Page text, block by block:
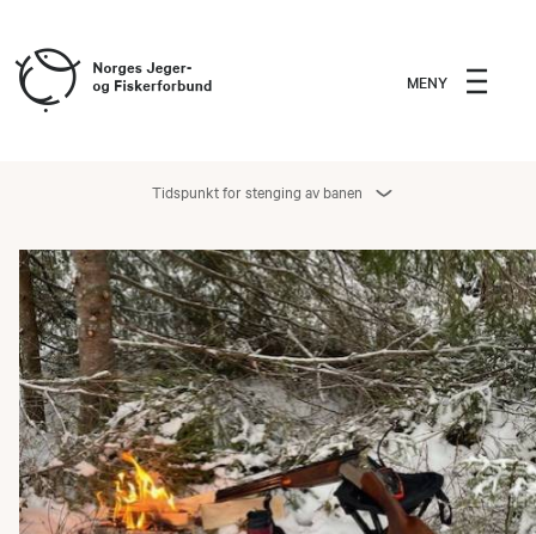
MENY
Tidspunkt for stenging av banen